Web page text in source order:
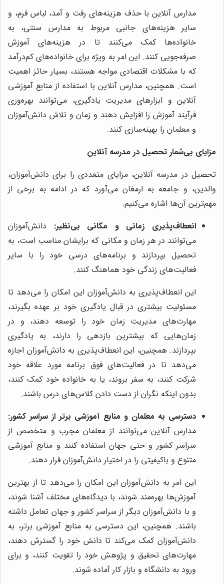
مدارس آنلاین با حذف هزینه‌های رفت و آمد، لباس فرم، و
سایر هزینه‌های جانبی مربوط به مدارس سنتی، به
خانواده‌ها کمک می‌کنند تا در هزینه‌های آموزش
صرفه‌جویی کنند. این امر به ویژه برای خانواده‌های کم‌درآمد
که با مشکلات اقتصادی مواجه هستند، بسیار حائز اهمیت
است. همچنین، مدارس آنلاین با استفاده از منابع آموزشی
آنلاین و ابزارهای مدیریت یادگیری، می‌توانند بهره‌وری
فرآیند آموزش را افزایش دهند و زمان و تلاش دانش‌آموزان
و معلمان را بهینه‌سازی کنند.
مزایای بی‌شمار تحصیل در مدرسه آنلاین
تحصیل در مدرسه آنلاین، مزایای متعددی را برای دانش‌آموزان،
والدین، و جامعه به ارمغان می‌آورد که در ادامه به برخی از
مهم‌ترین آن‌ها اشاره می‌کنیم:
انعطاف‌پذیری زمانی و مکانی بی‌نظیر: دانش‌آموزان
می‌توانند در هر زمان و مکانی که برایشان مناسب است، به
تحصیل بپردازند و برنامه‌های درسی خود را با سایر
فعالیت‌های زندگی خود هماهنگ کنند.
این انعطاف‌پذیری به دانش‌آموزان این امکان را می‌دهد تا
مسئولیت بیشتری در قبال یادگیری خود بر عهده بگیرند،
مهارت‌های مدیریت زمان خود را توسعه دهند، و در
زمان‌هایی که بیشترین بازدهی را دارند، به یادگیری
بپردازند. همچنین، این انعطاف‌پذیری به دانش‌آموزان اجازه
می‌دهد تا در فعالیت‌های فوق برنامه مورد علاقه خود
شرکت کنند، به سفر بروند، یا به خانواده خود کمک کنند،
بدون اینکه نگران از دست دادن کلاس‌های درس باشند.
دسترسی به معلمان و منابع آموزشی برتر از سراسر کشور:
مدارس آنلاین می‌توانند از معلمان مجرب و متخصص از
سراسر کشور و حتی جهان استفاده کنند و منابع آموزشی
متنوع و باکیفیتی را در اختیار دانش‌آموزان قرار دهند.
این امر به دانش‌آموزان این امکان را می‌دهد تا از بهترین
آموزش‌ها بهره‌مند شوند، با دیدگاه‌های مختلف آشنا شوند،
و با دانش‌آموزان دیگر از سراسر کشور و جهان تعامل داشته
باشند. همچنین، این دسترسی به منابع آموزشی برتر، به
دانش‌آموزان کمک می‌کند تا دانش خود را گسترش دهند،
مهارت‌های تحقیق و پژوهش خود را تقویت کنند، و برای
ورود به دانشگاه و بازار کار آماده شوند.